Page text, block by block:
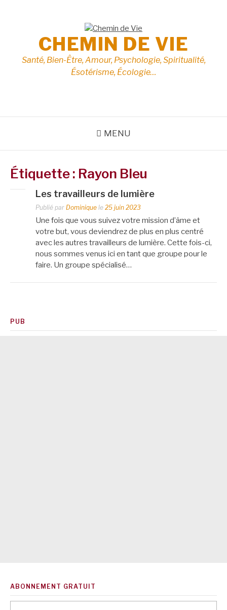
CHEMIN DE VIE
Santé, Bien-Être, Amour, Psychologie, Spiritualité,
Ésotérisme, Écologie…
MENU
Étiquette : Rayon Bleu
Les travailleurs de lumière
Publié par Dominique le 25 juin 2023
Une fois que vous suivez votre mission d’âme et
votre but, vous deviendrez de plus en plus centré
avec les autres travailleurs de lumière. Cette fois-ci,
nous sommes venus ici en tant que groupe pour le
faire. Un groupe spécialisé…
PUB
ABONNEMENT GRATUIT